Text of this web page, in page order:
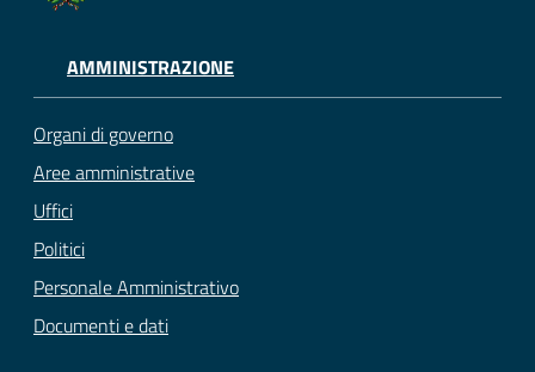
AMMINISTRAZIONE
Organi di governo
Aree amministrative
Uffici
Politici
Personale Amministrativo
Documenti e dati